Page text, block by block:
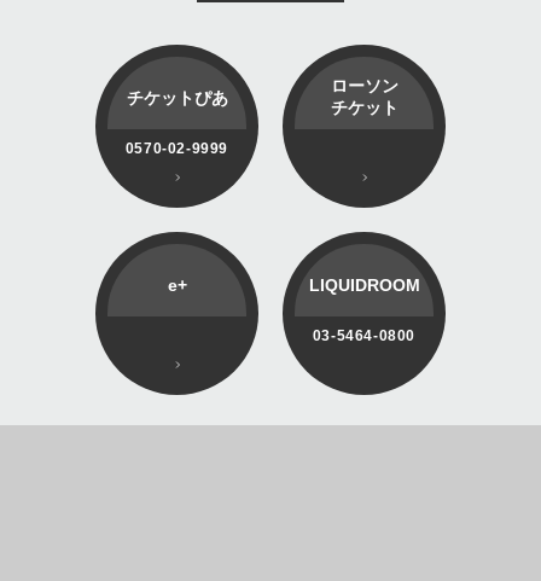
チケットぴあ
0570-02-9999
ローソン
チケット
e+ LIQUIDROOM
03-5464-0800